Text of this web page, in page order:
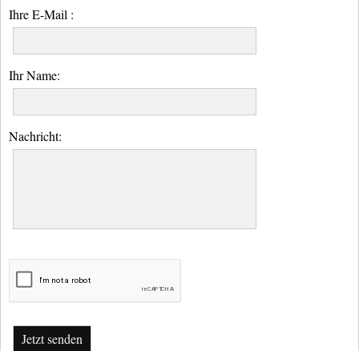
Ihre E-Mail :
Ihr Name:
Nachricht:
Jetzt senden